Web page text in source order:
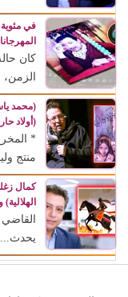
في
كان
الزمن،
(محمد
(أولاد
*
منتج
يحدث...